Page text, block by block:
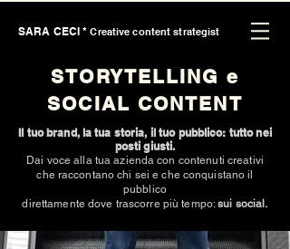
SARA CECI *Creative content strategist
STORYTELLING e
SOCIAL CONTENT
Il tuo brand, la tua storia, il tuo pubblico: tutto nei
posti giusti.
Dai voce alla tua azienda con contenuti creativi
che raccontano chi sei e che conquistano il
pubblico
direttamente dove trascorre più tempo:sui social.